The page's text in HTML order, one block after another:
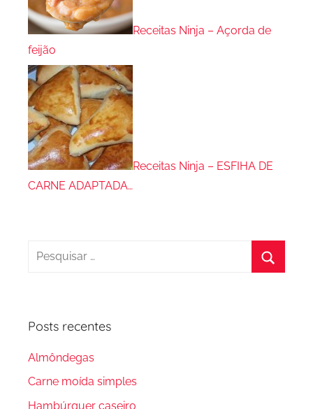
Receitas Ninja – Açorda de
feijão
Receitas Ninja – ESFIHA DE
CARNE ADAPTADA…
Pesquisar
Posts recentes
Almôndegas
Carne moída simples
Hambúrguer caseiro